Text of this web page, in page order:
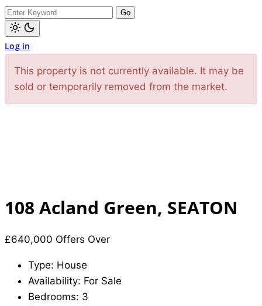
dark)
Search
for:
Light
mode
(click
to
switch
to
dark)
Log in
This property is not currently available. It may be
sold or temporarily removed from the market.
108 Acland Green, SEATON
£640,000 Offers Over
Type: House
Availability: For Sale
Bedrooms: 3